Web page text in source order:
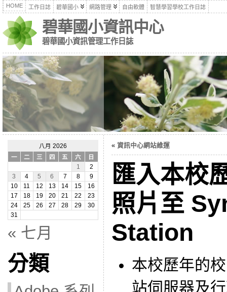
HOME 工作日誌 碧華國小 網路管理 自由軟體 智慧學習學校工作日誌
碧華國小資訊中心
碧華國小資訊管理工作日誌
八月 2026
一
二 三 四 五 六
日
1
2
3
4 5 6 7 8
9
10
11 12 13 14 15
16
17
18 19 20 21 22
23
24
25 26 27 28 29
30
31
« 七月
分類
« 資訊中心網站維運
匯入本校
照片至
Station
本校歷年的
站伺服器及